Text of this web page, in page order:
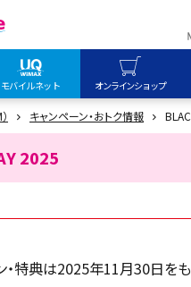
モバイルネット オンラインショップ
ご契約の方
ージサイト
ショップ
キャンペーン・おトク情報
2025
・特典は2025年11月30日を